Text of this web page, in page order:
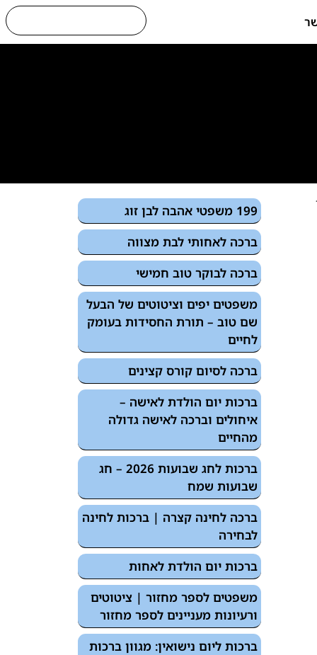
199 משפטי אהבה לבן זוג
ברכה לאחותי לבת מצווה
ברכה לבוקר טוב חמישי
משפטים יפים וציטוטים של הבעל
שם טוב – תורת החסידות בעומק
לחיים
ברכה לסיום קורס קצינים
ברכות יום הולדת לאישה –
איחולים וברכה לאישה גדולה
מהחיים
ברכות לחג שבועות 2026 – חג
שבועות שמח
ברכה לחינה קצרה | ברכות לחינה
לבחירה
ברכות יום הולדת לאחות
משפטים לספר מחזור | ציטוטים
ורעיונות מעניינים לספר מחזור
ברכות ליום נישואין: מגוון ברכות